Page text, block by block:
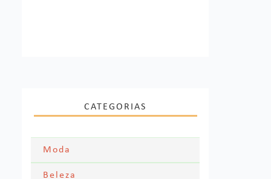
CATEGORIAS
Moda
Moda Festa
Beleza